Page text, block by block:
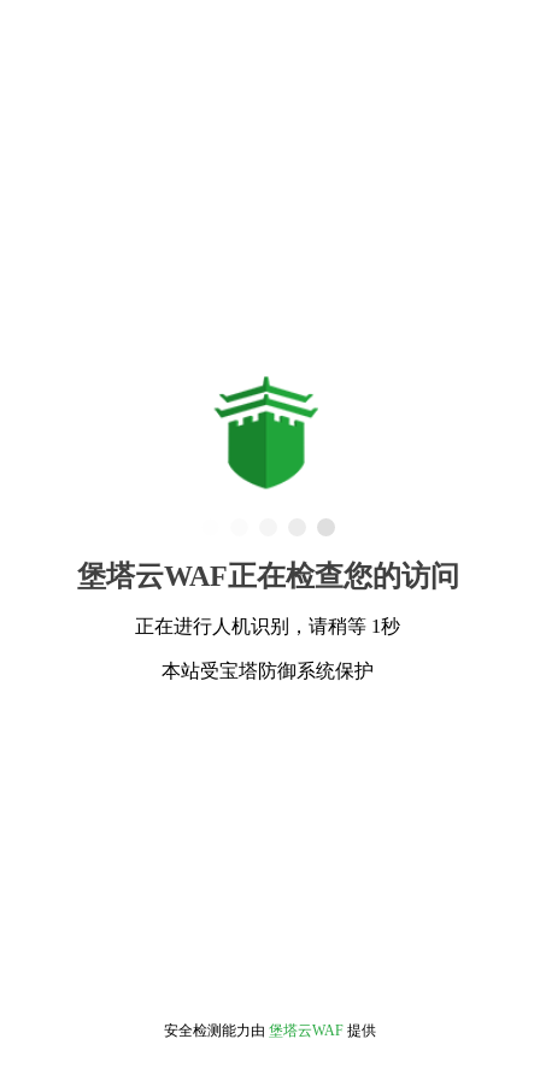
堡塔云WAF正在检查您的访问
正在进行人机识别，请稍等 1秒
本站受宝塔防御系统保护
安全检测能力由 堡塔云WAF 提供